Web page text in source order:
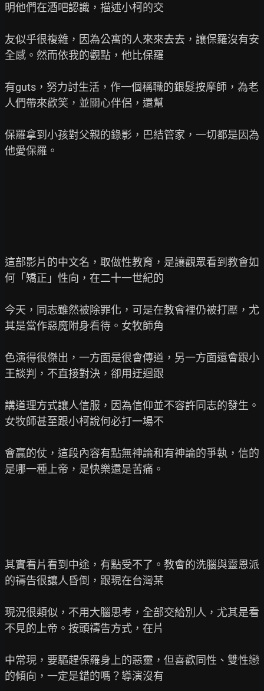
明他們在酒吧認識，描述小柯的交
友似乎很複雜，因為公寓的人來來去去，讓保羅沒有安
全感。然而依我的觀點，他比保羅
有guts，努力討生活，作一個稱職的銀髮按摩師，為老
人們帶來歡笑，並關心伴侶，還幫
保羅拿到小孩對父親的錄影，巴結管家，一切都是因為
他愛保羅。
這部影片的中文名，取做性教育，是讓觀眾看到教會如
何「矯正」性向，在二十一世紀的
今天，同志雖然被除罪化，可是在教會裡仍被打壓，尤
其是當作惡魔附身看待。女牧師角
色演得很傑出，一方面是很會傳道，另一方面還會跟小
王談判，不直接對決，卻用迂迴跟
講道理方式讓人信服，因為信仰並不容許同志的發生。
女牧師甚至跟小柯說何必打一場不
會贏的仗，這段內容有點無神論和有神論的爭執，信的
是哪一種上帝，是快樂還是苦痛。
其實看片看到中途，有點受不了。教會的洗腦與靈恩派
的禱告很讓人昏倒，跟現在台灣某
現況很類似，不用大腦思考，全部交給別人，尤其是看
不見的上帝。按頭禱告方式，在片
中常現，要驅趕保羅身上的惡靈，但喜歡同性、雙性戀
的傾向，一定是錯的嗎？導演沒有